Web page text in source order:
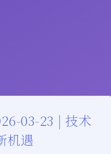
03-23 | 技术
机遇